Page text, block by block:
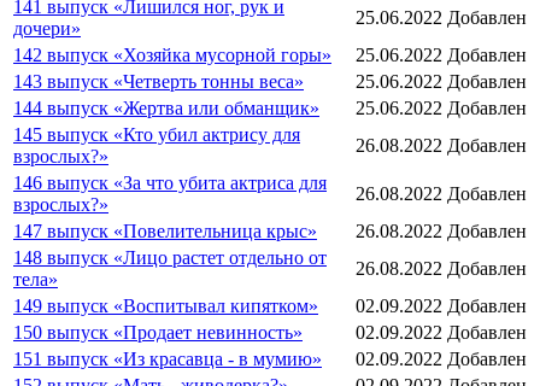
141 выпуск «Лишился ног, рук и
дочери»
25.06.2022 Добавлен
142 выпуск «Хозяйка мусорной горы»
25.06.2022 Добавлен
143 выпуск «Четверть тонны веса»
25.06.2022 Добавлен
144 выпуск «Жертва или обманщик»
25.06.2022 Добавлен
145 выпуск «Кто убил актрису для
взрослых?»
26.08.2022 Добавлен
146 выпуск «За что убита актриса для
взрослых?»
26.08.2022 Добавлен
147 выпуск «Повелительница крыс»
26.08.2022 Добавлен
148 выпуск «Лицо растет отдельно от
тела»
26.08.2022 Добавлен
149 выпуск «Воспитывал кипятком»
02.09.2022 Добавлен
150 выпуск «Продает невинность»
02.09.2022 Добавлен
151 выпуск «Из красавца - в мумию»
02.09.2022 Добавлен